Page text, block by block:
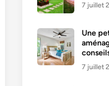
7 juillet
Une
7 juillet